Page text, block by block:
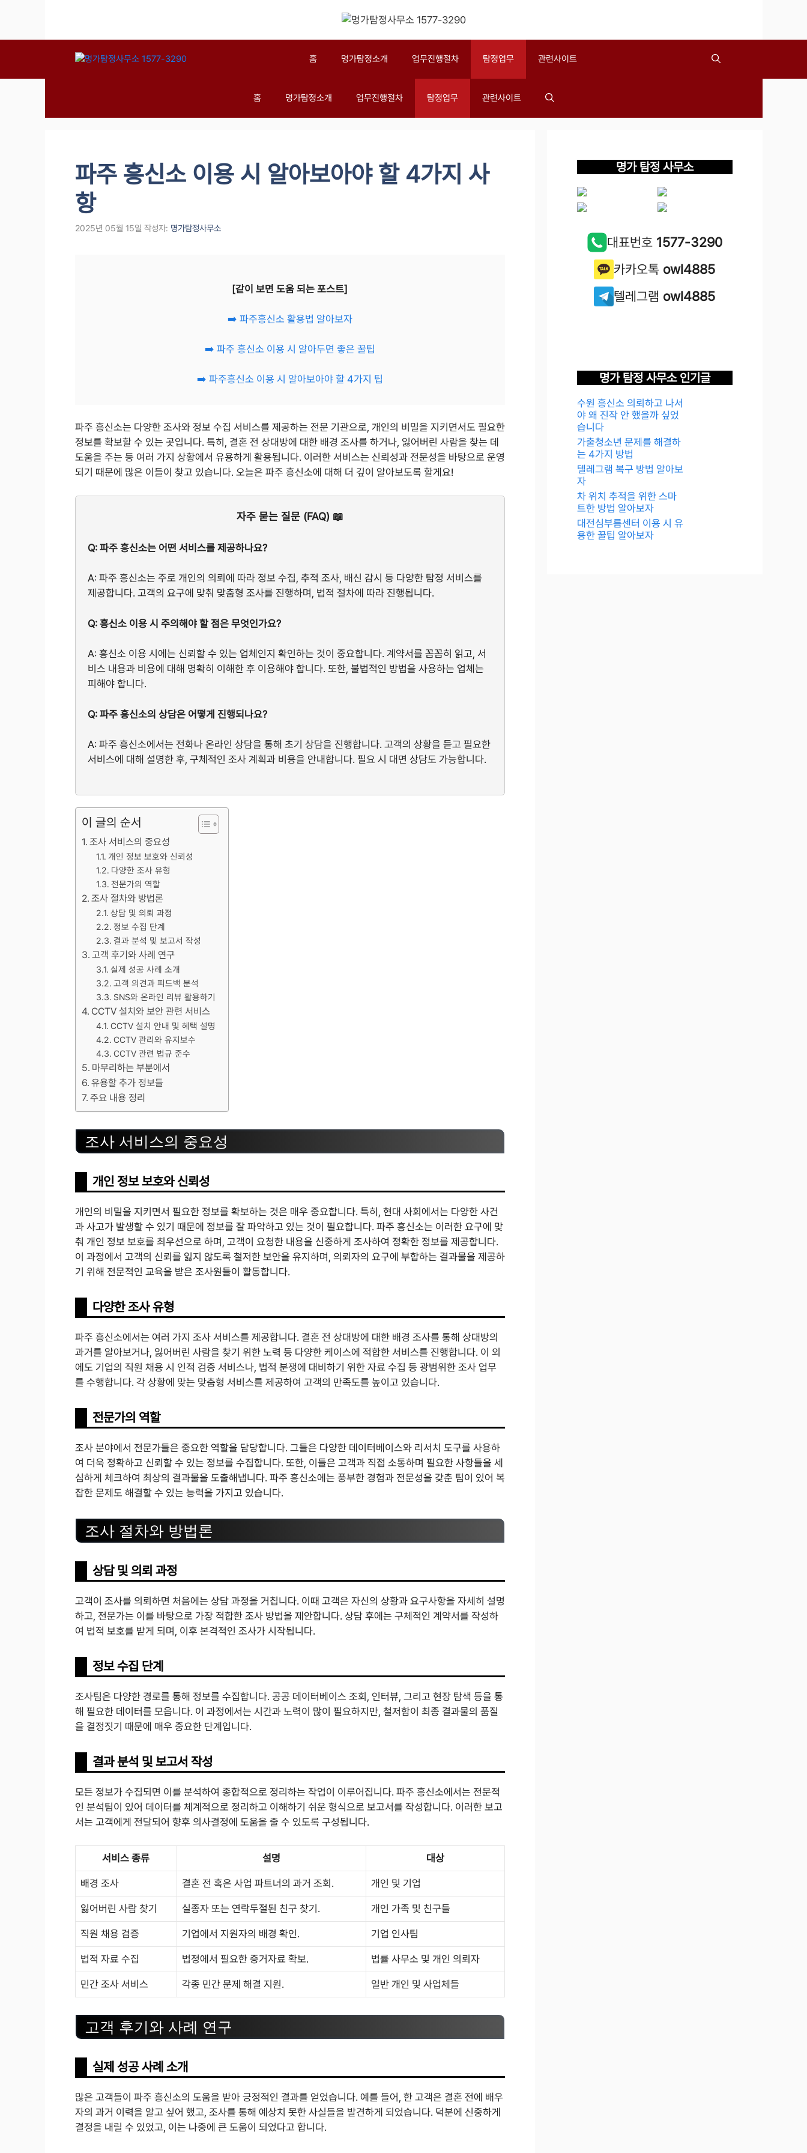
츠
너
홈 명가탐정소개 업무진행절차 탐정업무 관련사이트
홈 명가탐정소개 업무진행절차 탐정업무 관련사이트
파주 흥신소 이용 시 알아보아야 할 4가지 사
항
2025년 05월 15일 작성자: 명가탐정사무소
[같이 보면 도움 되는 포스트]
➡️ 파주흥신소 활용법 알아보자
➡️ 파주 흥신소 이용 시 알아두면 좋은 꿀팁
➡️ 파주흥신소 이용 시 알아보아야 할 4가지 팁
파주 흥신소는 다양한 조사와 정보 수집 서비스를 제공하는 전문 기관으로, 개인의 비밀을 지키면서도 필요한
정보를 확보할 수 있는 곳입니다. 특히, 결혼 전 상대방에 대한 배경 조사를 하거나, 잃어버린 사람을 찾는 데
도움을 주는 등 여러 가지 상황에서 유용하게 활용됩니다. 이러한 서비스는 신뢰성과 전문성을 바탕으로 운영
되기 때문에 많은 이들이 찾고 있습니다. 오늘은 파주 흥신소에 대해 더 깊이 알아보도록 할게요!
자주 묻는 질문 (FAQ) 📖
Q: 파주 흥신소는 어떤 서비스를 제공하나요?
A: 파주 흥신소는 주로 개인의 의뢰에 따라 정보 수집, 추적 조사, 배신 감시 등 다양한 탐정 서비스를
제공합니다. 고객의 요구에 맞춰 맞춤형 조사를 진행하며, 법적 절차에 따라 진행됩니다.
Q: 흥신소 이용 시 주의해야 할 점은 무엇인가요?
A: 흥신소 이용 시에는 신뢰할 수 있는 업체인지 확인하는 것이 중요합니다. 계약서를 꼼꼼히 읽고, 서
비스 내용과 비용에 대해 명확히 이해한 후 이용해야 합니다. 또한, 불법적인 방법을 사용하는 업체는
피해야 합니다.
Q: 파주 흥신소의 상담은 어떻게 진행되나요?
A: 파주 흥신소에서는 전화나 온라인 상담을 통해 초기 상담을 진행합니다. 고객의 상황을 듣고 필요한
서비스에 대해 설명한 후, 구체적인 조사 계획과 비용을 안내합니다. 필요 시 대면 상담도 가능합니다.
이 글의 순서
조사 서비스의 중요성
개인 정보 보호와 신뢰성
다양한 조사 유형
전문가의 역할
조사 절차와 방법론
상담 및 의뢰 과정
정보 수집 단계
결과 분석 및 보고서 작성
고객 후기와 사례 연구
실제 성공 사례 소개
고객 의견과 피드백 분석
SNS와 온라인 리뷰 활용하기
CCTV 설치와 보안 관련 서비스
CCTV 설치 안내 및 혜택 설명
CCTV 관리와 유지보수
CCTV 관련 법규 준수
마무리하는 부분에서
유용할 추가 정보들
주요 내용 정리
조사 서비스의 중요성
개인 정보 보호와 신뢰성
개인의 비밀을 지키면서 필요한 정보를 확보하는 것은 매우 중요합니다. 특히, 현대 사회에서는 다양한 사건
과 사고가 발생할 수 있기 때문에 정보를 잘 파악하고 있는 것이 필요합니다. 파주 흥신소는 이러한 요구에 맞
춰 개인 정보 보호를 최우선으로 하며, 고객이 요청한 내용을 신중하게 조사하여 정확한 정보를 제공합니다.
이 과정에서 고객의 신뢰를 잃지 않도록 철저한 보안을 유지하며, 의뢰자의 요구에 부합하는 결과물을 제공하
기 위해 전문적인 교육을 받은 조사원들이 활동합니다.
다양한 조사 유형
파주 흥신소에서는 여러 가지 조사 서비스를 제공합니다. 결혼 전 상대방에 대한 배경 조사를 통해 상대방의
과거를 알아보거나, 잃어버린 사람을 찾기 위한 노력 등 다양한 케이스에 적합한 서비스를 진행합니다. 이 외
에도 기업의 직원 채용 시 인적 검증 서비스나, 법적 분쟁에 대비하기 위한 자료 수집 등 광범위한 조사 업무
를 수행합니다. 각 상황에 맞는 맞춤형 서비스를 제공하여 고객의 만족도를 높이고 있습니다.
전문가의 역할
조사 분야에서 전문가들은 중요한 역할을 담당합니다. 그들은 다양한 데이터베이스와 리서치 도구를 사용하
여 더욱 정확하고 신뢰할 수 있는 정보를 수집합니다. 또한, 이들은 고객과 직접 소통하며 필요한 사항들을 세
심하게 체크하여 최상의 결과물을 도출해냅니다. 파주 흥신소에는 풍부한 경험과 전문성을 갖춘 팀이 있어 복
잡한 문제도 해결할 수 있는 능력을 가지고 있습니다.
조사 절차와 방법론
상담 및 의뢰 과정
고객이 조사를 의뢰하면 처음에는 상담 과정을 거칩니다. 이때 고객은 자신의 상황과 요구사항을 자세히 설명
하고, 전문가는 이를 바탕으로 가장 적합한 조사 방법을 제안합니다. 상담 후에는 구체적인 계약서를 작성하
여 법적 보호를 받게 되며, 이후 본격적인 조사가 시작됩니다.
정보 수집 단계
조사팀은 다양한 경로를 통해 정보를 수집합니다. 공공 데이터베이스 조회, 인터뷰, 그리고 현장 탐색 등을 통
해 필요한 데이터를 모읍니다. 이 과정에서는 시간과 노력이 많이 필요하지만, 철저함이 최종 결과물의 품질
을 결정짓기 때문에 매우 중요한 단계입니다.
결과 분석 및 보고서 작성
모든 정보가 수집되면 이를 분석하여 종합적으로 정리하는 작업이 이루어집니다. 파주 흥신소에서는 전문적
인 분석팀이 있어 데이터를 체계적으로 정리하고 이해하기 쉬운 형식으로 보고서를 작성합니다. 이러한 보고
서는 고객에게 전달되어 향후 의사결정에 도움을 줄 수 있도록 구성됩니다.
서비스 종류 설명 대상
배경 조사 결혼 전 혹은 사업 파트너의 과거 조회. 개인 및 기업
잃어버린 사람 찾기 실종자 또는 연락두절된 친구 찾기. 개인 가족 및 친구들
직원 채용 검증 기업에서 지원자의 배경 확인. 기업 인사팀
법적 자료 수집 법정에서 필요한 증거자료 확보. 법률 사무소 및 개인 의뢰자
민간 조사 서비스 각종 민간 문제 해결 지원. 일반 개인 및 사업체들
고객 후기와 사례 연구
실제 성공 사례 소개
많은 고객들이 파주 흥신소의 도움을 받아 긍정적인 결과를 얻었습니다. 예를 들어, 한 고객은 결혼 전에 배우
자의 과거 이력을 알고 싶어 했고, 조사를 통해 예상치 못한 사실들을 발견하게 되었습니다. 덕분에 신중하게
결정을 내릴 수 있었고, 이는 나중에 큰 도움이 되었다고 합니다.
명가 탐정 사무소
대표번호 1577-3290
카카오톡 owl4885
텔레그램 owl4885
명가 탐정 사무소 인기글
수원 흥신소 의뢰하고 나서
야 왜 진작 안 했을까 싶었
습니다
가출청소년 문제를 해결하
는 4가지 방법
텔레그램 복구 방법 알아보
자
차 위치 추적을 위한 스마
트한 방법 알아보자
대전심부름센터 이용 시 유
용한 꿀팁 알아보자